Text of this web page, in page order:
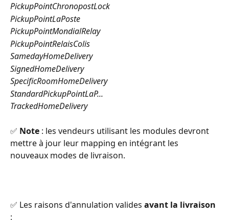
PickupPointChronopostLock
PickupPointLaPoste
PickupPointMondialRelay
PickupPointRelaisColis
SamedayHomeDelivery
SignedHomeDelivery
SpecificRoomHomeDelivery
StandardPickupPointLaP...
TrackedHomeDelivery
✅ Note : les vendeurs utilisant les modules devront
mettre à jour leur mapping en intégrant les
nouveaux modes de livraison.
✅ Les raisons d'annulation valides avant la livraison
: